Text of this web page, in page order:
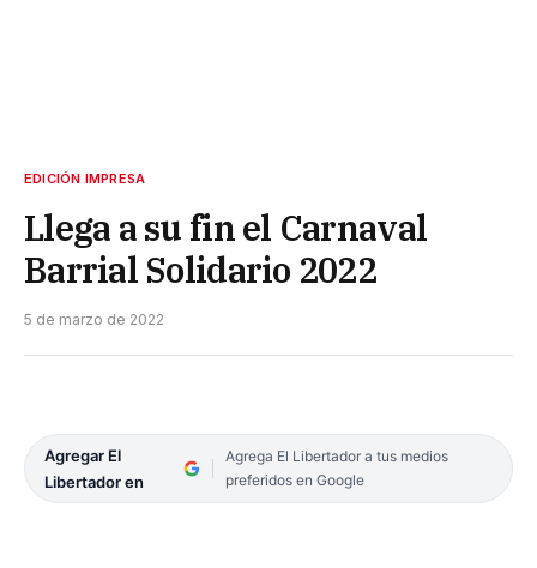
EDICIÓN IMPRESA
Llega a su fin el Carnaval
Barrial Solidario 2022
5 de marzo de 2022
Agregar El
Libertador en
Agrega El Libertador a tus medios
preferidos en Google